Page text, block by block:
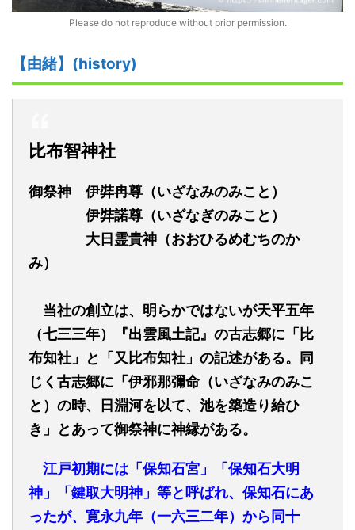
Please do not reproduce without prior permission.
【由緒】(history)
比布智神社
御祭神 伊弉冉尊（いざなみのみこと）
伊弉諾尊（いざなぎのみこと）
大日霊貴神 （おおひるめむちのか
み）
当社の創立は、明らかではないが天平五年
（七三三年）
『出雲風土記』の古志郷に「比
布知社」と「又比布知社」の記述がある。同
じく古志郷に「伊邪那彌命（いざなみのみこ
と ）の時、日淵河を以て、池を築造り給ひ
き」とあって御祭神に神縁がある。
江戸初期には「保知石宮」「保知石大明
神」「鍵取大明神」等と呼ばれ、保知石にあ
ったが、寛永九年 （一六三二年） から同十